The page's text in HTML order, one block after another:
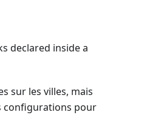
declared inside a
sur les villes, mais
configurations pour